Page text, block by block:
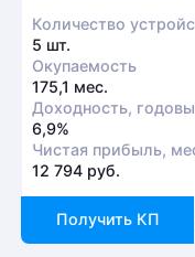
Количество
5 шт.
Окупаемость
175,1 мес.
Доходность,
6,9%
Чистая прибыль,
12 794 руб.
Получить КП